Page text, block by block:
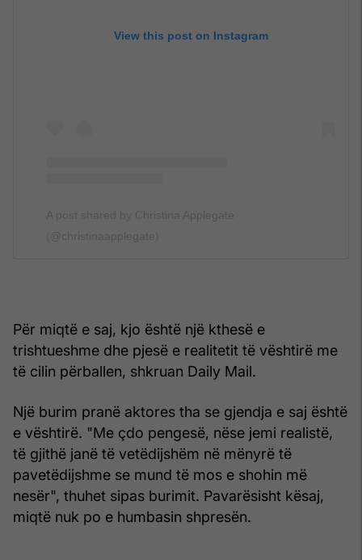
View this post on Instagram
Për miqtë e saj, kjo është një kthesë e
trishtueshme dhe pjesë e realitetit të vështirë me
të cilin përballen, shkruan Daily Mail.
Një burim pranë aktores tha se gjendja e saj është
e vështirë. "Me çdo pengesë, nëse jemi realistë,
të gjithë janë të vetëdijshëm në mënyrë të
pavetëdijshme se mund të mos e shohin më
nesër", thuhet sipas burimit. Pavarësisht kësaj,
miqtë nuk po e humbasin shpresën.